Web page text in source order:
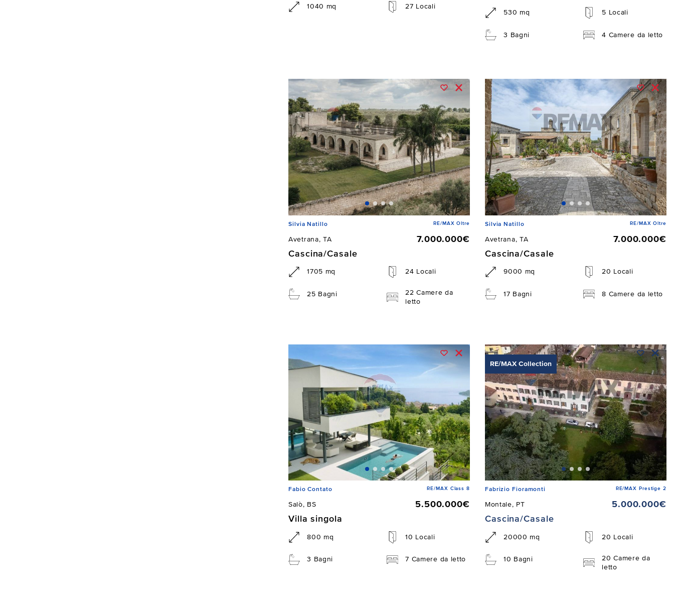
1040 mq 27 Locali
530 mq 5 Locali
3 Bagni 4 Camere da letto
Silvia Natillo RE/MAX Oltre
Avetrana, TA
7.000.000€
Cascina/Casale
1705 mq 24 Locali
25 Bagni
22 Camere da
letto
Silvia Natillo RE/MAX Oltre
Avetrana, TA
7.000.000€
Cascina/Casale
9000 mq 20 Locali
17 Bagni 8 Camere da letto
Fabio Contato RE/MAX Class 8
Salò, BS
5.500.000€
Villa singola
800 mq 10 Locali
3 Bagni 7 Camere da letto
RE/MAX Collection
Fabrizio Fioramonti RE/MAX Prestige 2
Montale, PT
5.000.000€
Cascina/Casale
20000 mq 20 Locali
10 Bagni
20 Camere da
letto